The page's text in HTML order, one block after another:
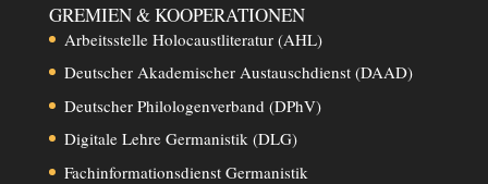
GREMIEN & KOOPERATIONEN
Arbeitsstelle Holocaustliteratur (AHL)
Deutscher Akademischer Austauschdienst (DAAD)
Deutscher Philologenverband (DPhV)
Digitale Lehre Germanistik (DLG)
Fachinformationsdienst Germanistik